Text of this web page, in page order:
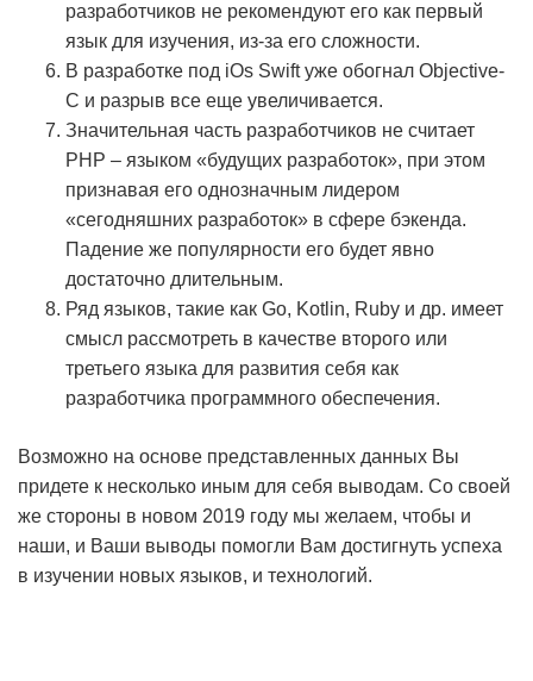
разработчиков не рекомендуют его как первый
язык для изучения, из-за его сложности.
В разработке под iOs Swift уже обогнал Objective-
C и разрыв все еще увеличивается.
Значительная часть разработчиков не считает
PHP – языком «будущих разработок», при этом
признавая его однозначным лидером
«сегодняшних разработок» в сфере бэкенда.
Падение же популярности его будет явно
достаточно длительным.
Ряд языков, такие как Go, Kotlin, Ruby и др. имеет
смысл рассмотреть в качестве второго или
третьего языка для развития себя как
разработчика программного обеспечения.
Возможно на основе представленных данных Вы
придете к несколько иным для себя выводам. Со своей
же стороны в новом 2019 году мы желаем, чтобы и
наши, и Ваши выводы помогли Вам достигнуть успеха
в изучении новых языков, и технологий.